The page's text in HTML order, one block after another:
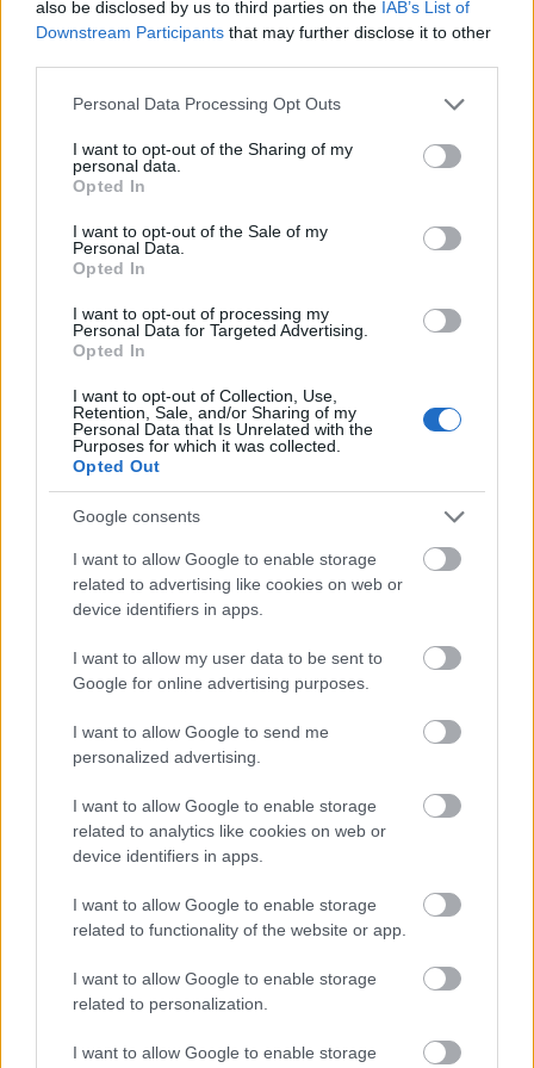
also be disclosed by us to third parties on the IAB’s List of
Downstream Participants that may further disclose it to other
Please note that this website/app uses one or more Google
not limited to your visit or usage behaviour. You may click to
grant or deny consent to Google and its third-party tags to
use your data for below specified purposes in below Google
consent section.
Personal Data Processing Opt Outs
I want to opt-out of the Sharing of my
personal data.
Opted In
I want to opt-out of the Sale of my
Personal Data.
Opted In
I want to opt-out of processing my
Personal Data for Targeted Advertising.
Opted In
I want to opt-out of Collection, Use,
Retention, Sale, and/or Sharing of my
Personal Data that Is Unrelated with the
Purposes for which it was collected.
Opted Out
Google consents
I want to allow Google to enable storage
related to advertising like cookies on web or
device identifiers in apps.
I want to allow my user data to be sent to
Google for online advertising purposes.
I want to allow Google to send me
personalized advertising.
I want to allow Google to enable storage
related to analytics like cookies on web or
device identifiers in apps.
I want to allow Google to enable storage
related to functionality of the website or app.
I want to allow Google to enable storage
related to personalization.
I want to allow Google to enable storage
Van az ékszereidnek egy szinte ősi, mitikus
hangulata. Mely kultúrák vagy történelmi
időszakok vannak a legnagyobb hatással a
munkádra?
A kora bronzkori ötvösség egyszerűségéhez,
durvaságához sokszor visszanyúlok, viszont az
anyatermészet organikussága és tökéletlen
szépsége az a kimeríthetetlen forrás, ami mindig
magával ragad. De érdekes dolog ez az inspiráció,
minden darabomat más ihleti, például az aktuális
lelkiállapotom, élethelyzetem is nagy hatással van
arra, hogy épp mit alkotok.
A spontaneitásnak nagy helyet hagyok, miközben
egy kollekció elkészül. Menetközben sokszor
pont ettől szép. Számos ékszeremet pedig maguk a
nagybetűs nők inspirálják, akik szinte felragyognak
egy-egy szép ékszerben és akiknek a pozitív
visszajelzései óriási löketet adnak.